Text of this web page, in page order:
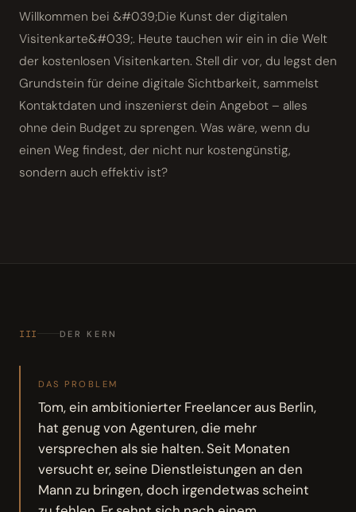
Willkommen bei &#039;Die Kunst der digitalen
Visitenkarte&#039;. Heute tauchen wir ein in die Welt
der kostenlosen Visitenkarten. Stell dir vor, du legst den
Grundstein für deine digitale Sichtbarkeit, sammelst
Kontaktdaten und inszenierst dein Angebot – alles
ohne dein Budget zu sprengen. Was wäre, wenn du
einen Weg findest, der nicht nur kostengünstig,
sondern auch effektiv ist?
III DER KERN
DAS PROBLEM
Tom, ein ambitionierter Freelancer aus Berlin,
hat genug von Agenturen, die mehr
versprechen als sie halten. Seit Monaten
versucht er, seine Dienstleistungen an den
Mann zu bringen, doch irgendetwas scheint